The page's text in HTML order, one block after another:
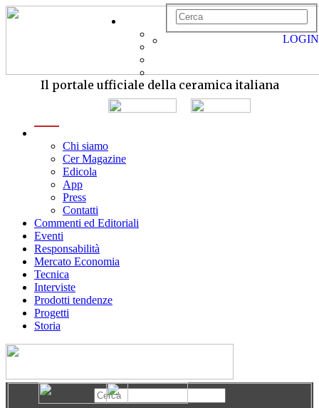
Il portale ufficiale della ceramica italiana
Chi siamo
Cer Magazine
Edicola
App
Press
Contatti
Commenti ed Editoriali
Eventi
Responsabilità
Mercato Economia
Tecnica
Interviste
Prodotti tendenze
Progetti
Storia
LOGIN